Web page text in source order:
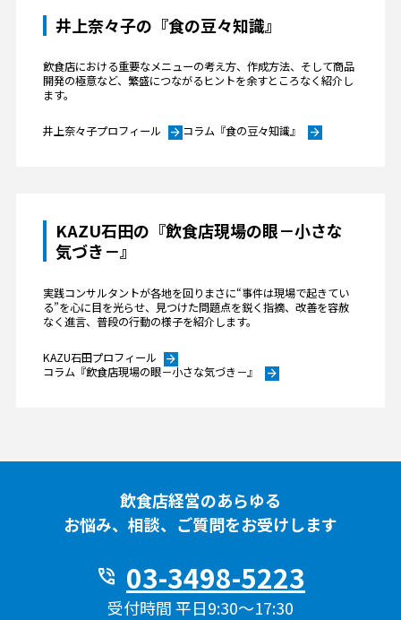
井上奈々子の『食の豆々知識』
飲食店における重要なメニューの考え方、作成方法、そして商品
開発の極意など、繁盛につながるヒントを余すところなく紹介し
ます。
井上奈々子プロフィール arrow_forwardコラム『食の豆々知識』 arrow_forward
KAZU石田の『飲食店現場の眼－小さな
気づき－』
実践コンサルタントが各地を回りまさに“事件は現場で起きてい
る”を心に目を光らせ、見つけた問題点を鋭く指摘、改善を容赦
なく進言、普段の行動の様子を紹介します。
KAZU石田プロフィール arrow_forward
コラム『飲食店現場の眼－小さな気づき－』 arrow_forward
飲食店経営のあらゆる
お悩み、相談、ご質問をお受けします
phone_in_talk 03-3498-5223
受付時間 平日9:30〜17:30